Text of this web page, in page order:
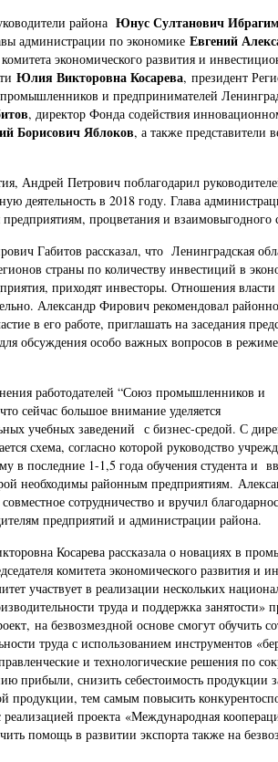
района Юнус Султанович
администрации по экономике Евгений
комитета экономического развития и
Юлия Викторовна Косарева, президент
и предпринимателей
, директор Фонда содействия
Борисович Яблоков, а также представители
Андрей Петрович поблагодарил
деятельность в 2018 году. Глава
процветания и взаимовыгодного
Габитов рассказал, что Ленинградская
страны по количеству инвестиций в
приходят инвесторы. Отношения
Александр Фирович рекомендовал
в его работе, приглашать на заседания
обсуждения особо важных вопросов в
работодателей “Союз промышленников и
сейчас большое внимание уделяется
учебных заведений с бизнес-средой. С
схема, согласно которой руководство
в последние 1-1,5 года обучения студента и
необходимы районным предприятиям.
сотрудничество и вручил
предприятий и администрации района.
Косарева рассказала о новациях в
комитета экономического развития и
участвует в реализации нескольких
труда и поддержка занятости»
на безвозмездной основе смогут обучить
труда с использованием инструментов
и технологические решения по
прибыли, снизить себестоимость продукции
продукции, тем самым повысить
проекта «Международная
помощь в развитии экспорта также на